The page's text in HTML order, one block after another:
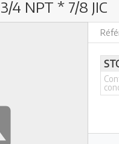
4 NPT * 7/8 JIC